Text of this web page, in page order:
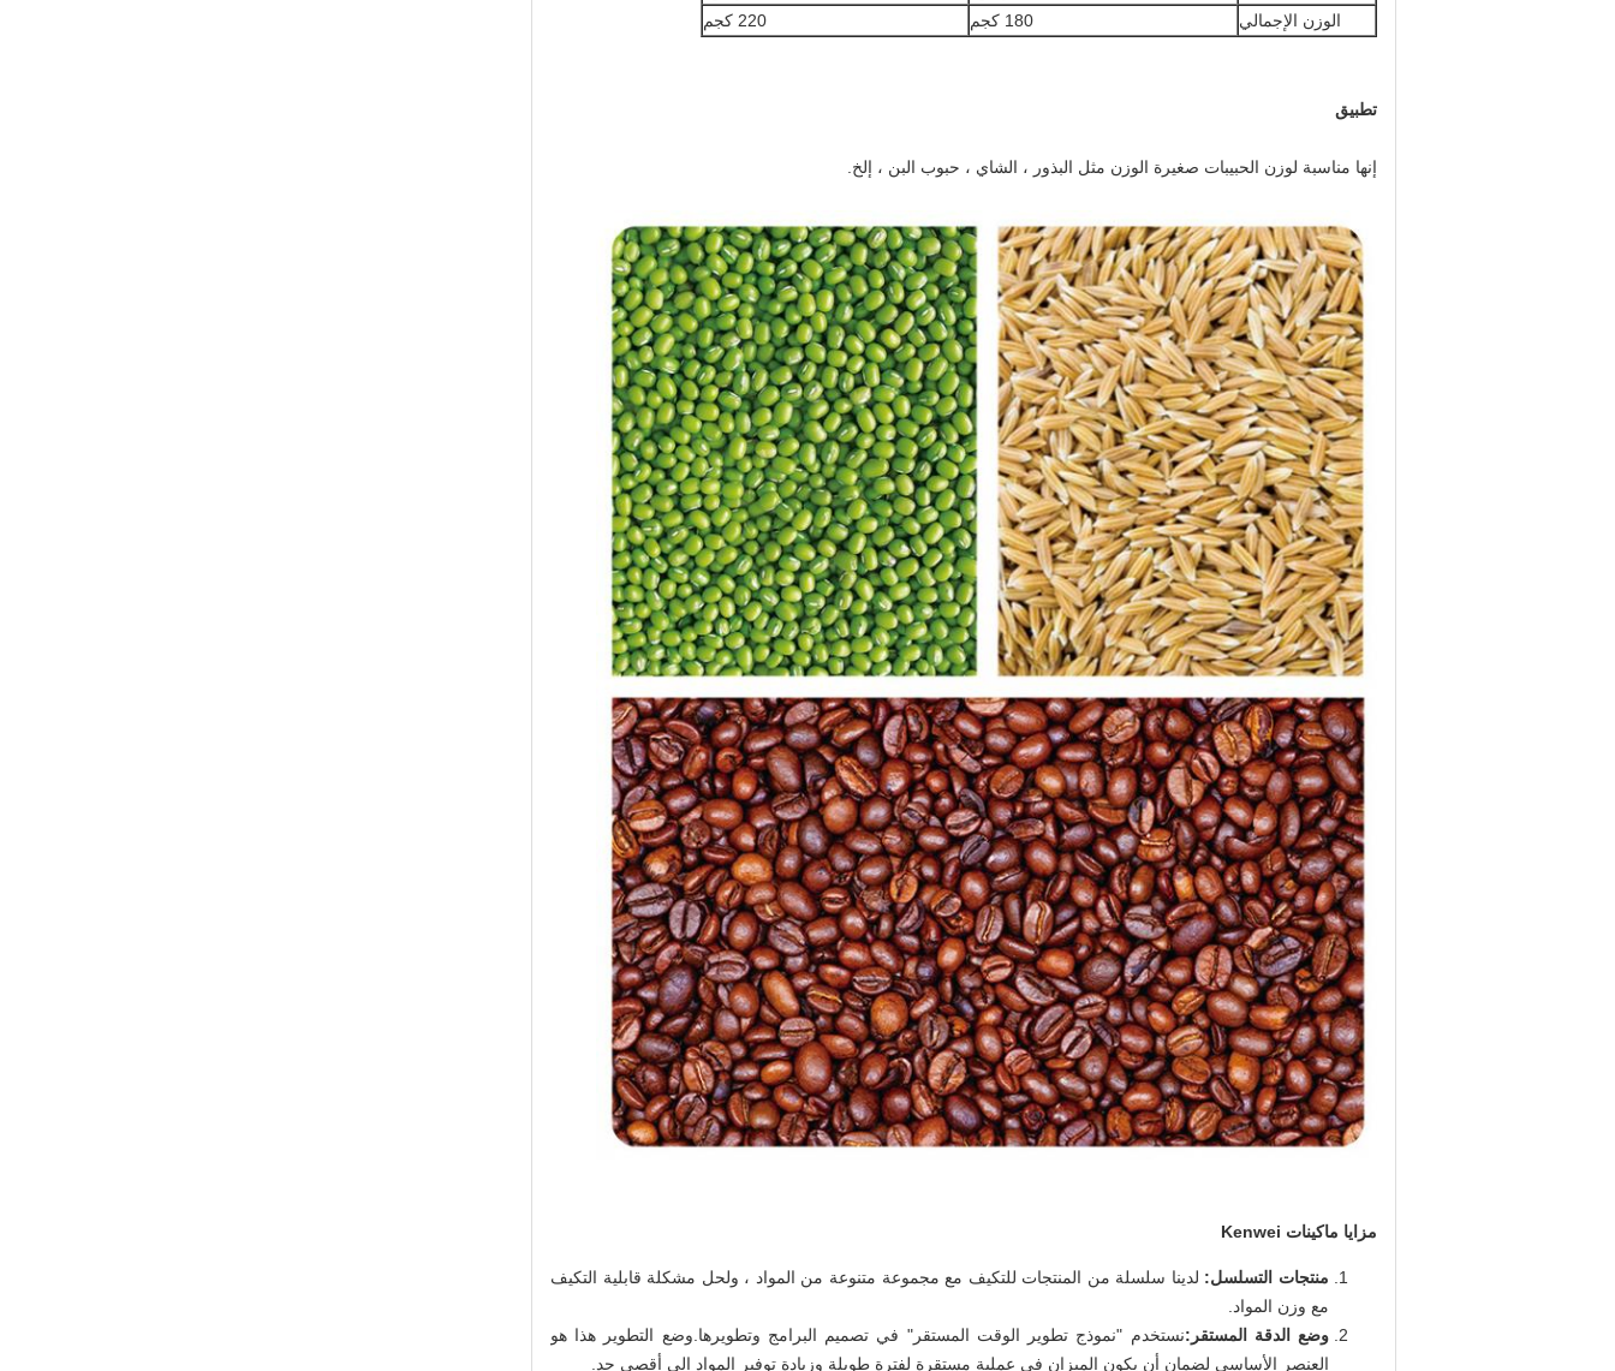
الوزن الإجمالي
180 كجم 220 كجم
تطبيق
إنها مناسبة لوزن الحبيبات صغيرة الوزن مثل البذور ، الشاي ، حبوب البن ، إلخ.
مزايا ماكينات Kenwei
منتجات التسلسل: لدينا سلسلة من المنتجات للتكيف مع مجموعة متنوعة من المواد ، ولحل مشكلة قابلية التكيف
مع وزن المواد.
وضع الدقة المستقر:نستخدم "نموذج تطوير الوقت المستقر" في تصميم البرامج وتطويرها.وضع التطوير هذا هو
العنصر الأساسي لضمان أن يكون الميزان في عملية مستقرة لفترة طويلة وزيادة توفير المواد إلى أقصى حد.